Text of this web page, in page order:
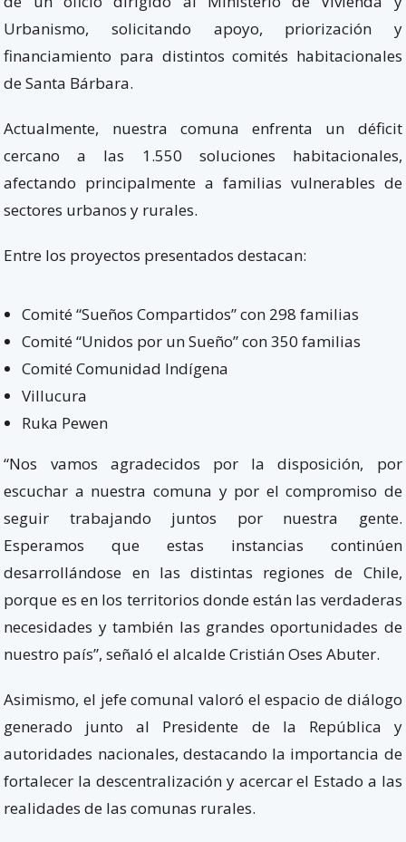
Urbanismo, solicitando apoyo, priorización y
financiamiento para distintos comités habitacionales
de Santa Bárbara.
Actualmente, nuestra comuna enfrenta un déficit
cercano a las 1.550 soluciones habitacionales,
afectando principalmente a familias vulnerables de
sectores urbanos y rurales.
Entre los proyectos presentados destacan:
Comité “Sueños Compartidos” con 298 familias
Comité “Unidos por un Sueño” con 350 familias
Comité Comunidad Indígena
Villucura
Ruka Pewen
“Nos vamos agradecidos por la disposición, por
escuchar a nuestra comuna y por el compromiso de
seguir trabajando juntos por nuestra gente.
Esperamos que estas instancias continúen
desarrollándose en las distintas regiones de Chile,
porque es en los territorios donde están las verdaderas
necesidades y también las grandes oportunidades de
nuestro país”, señaló el alcalde Cristián Oses Abuter.
Asimismo, el jefe comunal valoró el espacio de diálogo
generado junto al Presidente de la República y
autoridades nacionales, destacando la importancia de
fortalecer la descentralización y acercar el Estado a las
realidades de las comunas rurales.